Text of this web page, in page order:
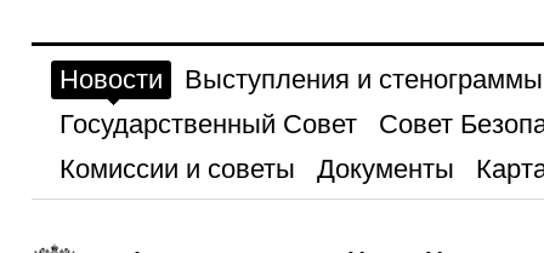
Новости
Выступления и стенограммы
Государственный Совет
Совет
Комиссии и советы
Документы